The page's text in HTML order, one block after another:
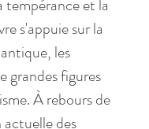
tempérance et la
s'appuie sur la
les
grandes figures
À rebours de
des